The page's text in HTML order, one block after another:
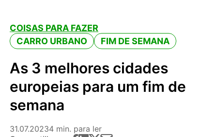
COISAS PARA FAZER
CARRO URBANO
FIM DE SEMANA
As 3 melhores cidades
europeias para um fim de
semana
31.07.20234 min. para ler